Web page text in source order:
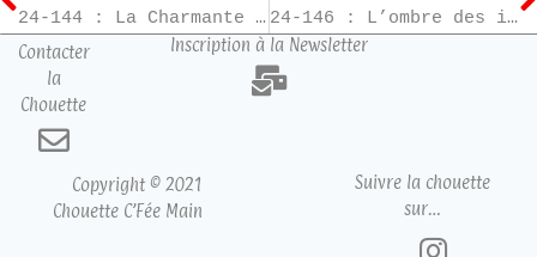
24-144 : La Charmante Librairie des jours heureux – T5
24-146 : L’ombre des innocents
Contacter
la
Chouette
Inscription à la Newsletter
Copyright © 2021
Chouette C’Fée Main
Suivre la chouette
sur…